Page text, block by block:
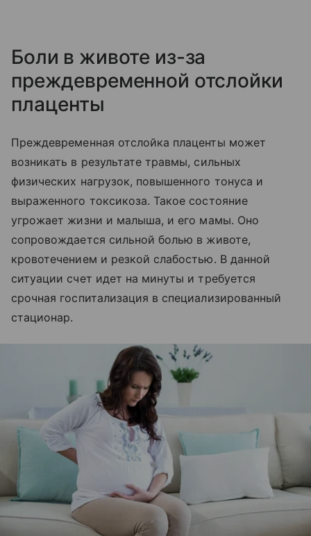
Боли в животе из-за
преждевременной отслойки
плаценты
Преждевременная отслойка плаценты может
возникать в результате травмы, сильных
физических нагрузок, повышенного тонуса и
выраженного токсикоза. Такое состояние
угрожает жизни и малыша, и его мамы. Оно
сопровождается сильной болью в животе,
кровотечением и резкой слабостью. В данной
ситуации счет идет на минуты и требуется
срочная госпитализация в специализированный
стационар.